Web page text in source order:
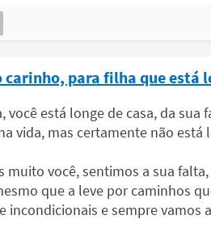
carinho, para filha que está
você está longe de casa, da
vida, mas certamente não
muito você, sentimos a sua
que a leve por caminhos
incondicionais e sempre vamos